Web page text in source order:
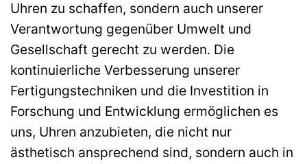
Uhren zu schaffen, sondern auch unserer
Verantwortung gegenüber Umwelt und
Gesellschaft gerecht zu werden. Die
kontinuierliche Verbesserung unserer
Fertigungstechniken und die Investition in
Forschung und Entwicklung ermöglichen es
uns, Uhren anzubieten, die nicht nur
ästhetisch ansprechend sind, sondern auch in